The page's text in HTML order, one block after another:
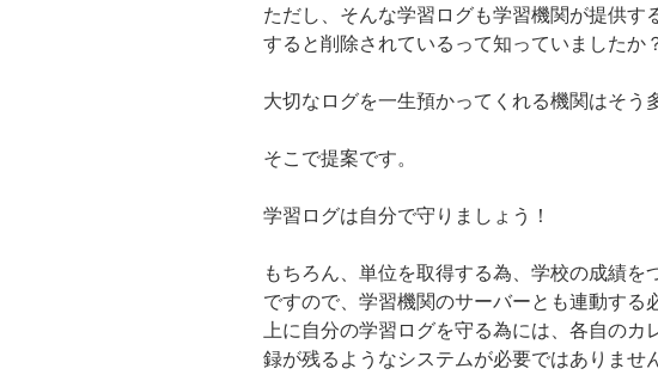
ただし、そんな学習ログも学習機関が提供す
すると削除されているって知っていましたか
大切なログを一生預かってくれる機関はそう
そこで提案です。
学習ログは自分で守りましょう！
もちろん、単位を取得する為、学校の成績を
ですので、学習機関のサーバーとも連動する
上に自分の学習ログを守る為には、各自の
録が残るようなシステムが必要ではありませ